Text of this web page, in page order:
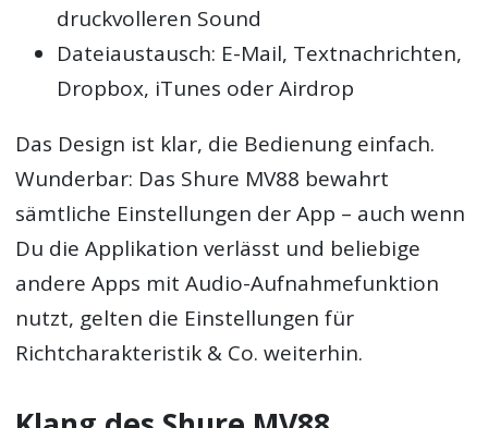
druckvolleren Sound
Dateiaustausch: E-Mail, Textnachrichten,
Dropbox, iTunes oder Airdrop
Das Design ist klar, die Bedienung einfach.
Wunderbar: Das Shure MV88 bewahrt
sämtliche Einstellungen der App – auch wenn
Du die Applikation verlässt und beliebige
andere Apps mit Audio-Aufnahmefunktion
nutzt, gelten die Einstellungen für
Richtcharakteristik & Co. weiterhin.